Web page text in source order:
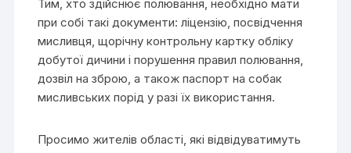
Тим, хто здійснює полювання, необхідно мати
при собі такі документи: ліцензію, посвідчення
мисливця, щорічну контрольну картку обліку
добутої дичини і порушення правил полювання,
дозвіл на зброю, а також паспорт на собак
мисливських порід у разі їх використання.
Просимо жителів області, які відвідуватимуть